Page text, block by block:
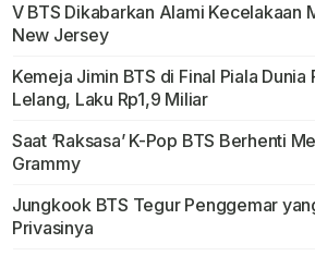
V BTS Dikabarkan Alami Kecelakaan
New Jersey
Kemeja Jimin BTS di Final Piala Dunia
Lelang, Laku Rp1,9 Miliar
Saat ‘Raksasa’ K-Pop BTS Berhenti
Grammy
Jungkook BTS Tegur Penggemar
Privasinya